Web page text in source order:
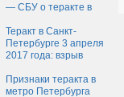
— СБУ о теракте в
Теракт в Санкт-
Петербурге 3 апреля
2017 года: взрыв
осуществил
террорист-смертник
Признаки теракта в
метро Петербурга